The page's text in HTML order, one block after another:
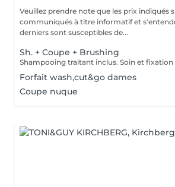
Veuillez prendre note que les prix indiqués
communiqués à titre informatif et
derniers sont susceptibles de...
Sh. + Coupe + Brushing
Shampooing traitant inclus. Soin et
Forfait wash,cut&go dames
Coupe nuque